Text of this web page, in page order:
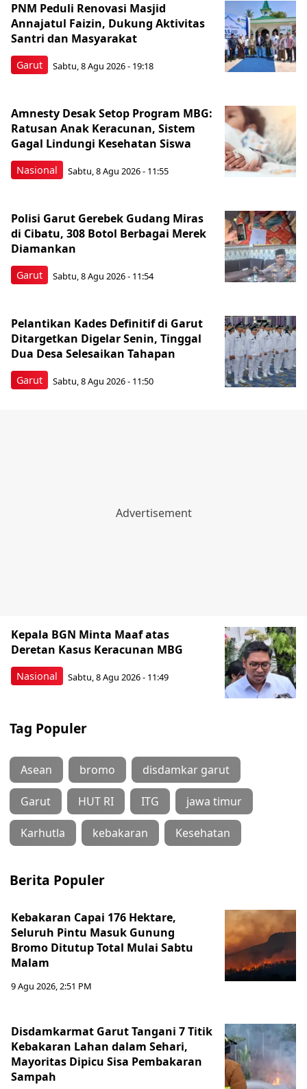
Garut
PNM Peduli Renovasi Masjid
Annajatul Faizin, Dukung Aktivitas
Santri dan Masyarakat
Sabtu, 8 Agu 2026 - 19:18
Nasional
Amnesty Desak Setop Program MBG:
Ratusan Anak Keracunan, Sistem
Gagal Lindungi Kesehatan Siswa
Sabtu, 8 Agu 2026 - 11:55
Garut
Polisi Garut Gerebek Gudang Miras
di Cibatu, 308 Botol Berbagai Merek
Diamankan
Sabtu, 8 Agu 2026 - 11:54
Garut
Pelantikan Kades Definitif di Garut
Ditargetkan Digelar Senin, Tinggal
Dua Desa Selesaikan Tahapan
Sabtu, 8 Agu 2026 - 11:50
Nasional
Kepala BGN Minta Maaf atas
Deretan Kasus Keracunan MBG
Sabtu, 8 Agu 2026 - 11:49
Tag Populer
Asean bromo disdamkar garut
Garut HUT RI ITG jawa timur
Karhutla kebakaran Kesehatan
Berita Populer
Kebakaran Capai 176 Hektare,
Seluruh Pintu Masuk Gunung
Bromo Ditutup Total Mulai Sabtu
Malam
9 Agu 2026, 2:51 PM
Disdamkarmat Garut Tangani 7 Titik
Kebakaran Lahan dalam Sehari,
Mayoritas Dipicu Sisa Pembakaran
Sampah